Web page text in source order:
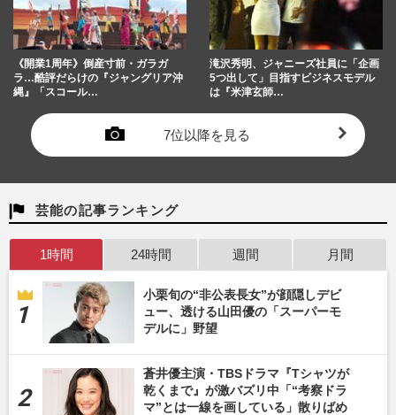
《開業1周年》倒産寸前・ガラガ
ラ…酷評だらけの『ジャングリア沖
縄』「スコール…
滝沢秀明、ジャニーズ社員に「企画
5つ出して」目指すビジネスモデル
は『米津玄師…
7位以降を見る
芸能の記事ランキング
1時間 24時間 週間 月間
小栗旬の“非公表長女”が顔隠しデビ
ュー、透ける山田優の「スーパーモ
デルに」野望
蒼井優主演・TBSドラマ『Tシャツが
乾くまで』が激バズリ中「“考察ドラ
マ”とは一線を画している」散りばめ